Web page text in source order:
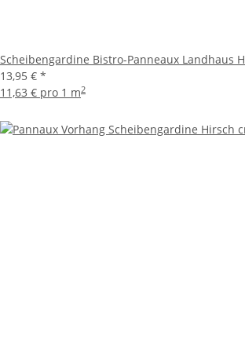
Scheibengardine Bistro-Panneaux Landhaus
13,95 € *
11,63 € pro 1 m2